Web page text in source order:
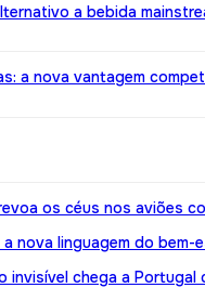
a bebida
a nova vantagem
os céus nos aviões
nova linguagem do bem-
invisível chega a Portugal